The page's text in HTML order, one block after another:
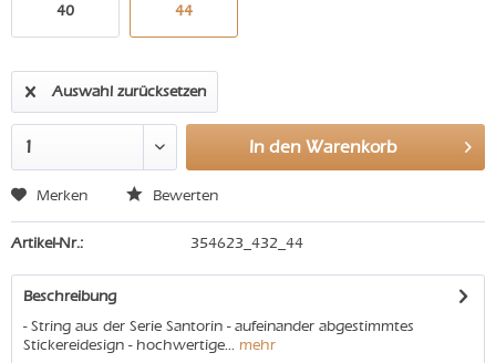
40 44
Auswahl zurücksetzen
In den Warenkorb
Merken Bewerten
Artikel-Nr.: 354623_432_44
Beschreibung
- String aus der Serie Santorin - aufeinander abgestimmtes
Stickereidesign - hochwertige... mehr